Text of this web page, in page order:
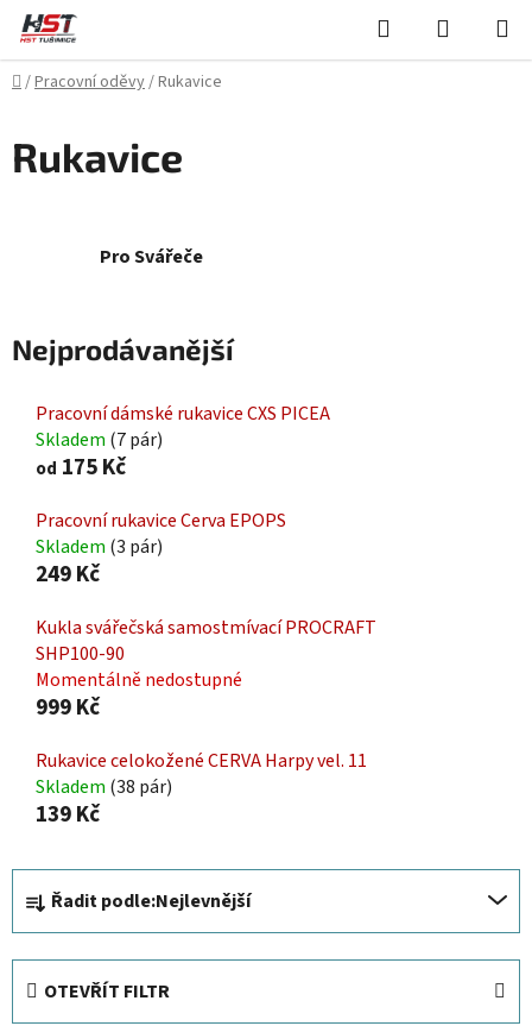
Přejít
obsah
Hledat
KOŠÍK
Domů
/Pracovní oděvy/Rukavice
Rukavice
Pro Svářeče
Nejprodávanější
Pracovní dámské rukavice CXS PICEA
Skladem (7 pár)
od 175 Kč
Pracovní rukavice Cerva EPOPS
Skladem (3 pár)
249 Kč
Kukla svářečská samostmívací PROCRAFT
SHP100-90
Momentálně nedostupné
999 Kč
Rukavice celokožené CERVA Harpy vel. 11
Skladem (38 pár)
139 Kč
Ř
a
z
Řadit podle:Nejlevnější
OTEVŘÍT FILTR